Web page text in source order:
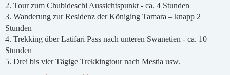
2. Tour zum Chubideschi Aussichtspunkt - ca. 4 Stunden
3. Wanderung zur Residenz der Königing Tamara – knapp 2
Stunden
4. Trekking über Latifari Pass nach unteren Swanetien - ca. 10
Stunden
5. Drei bis vier Tägige Trekkingtour nach Mestia usw.